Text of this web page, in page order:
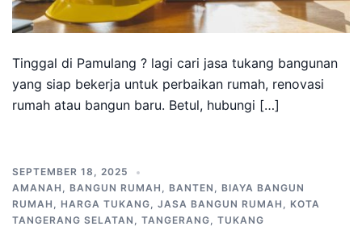
Tinggal di Pamulang ? lagi cari jasa tukang bangunan
yang siap bekerja untuk perbaikan rumah, renovasi
rumah atau bangun baru. Betul, hubungi […]
SEPTEMBER 18, 2025
AMANAH , BANGUN RUMAH , BANTEN , BIAYA BANGUN
RUMAH , HARGA TUKANG, JASA BANGUN RUMAH , KOTA
TANGERANG SELATAN , TANGERANG, TUKANG